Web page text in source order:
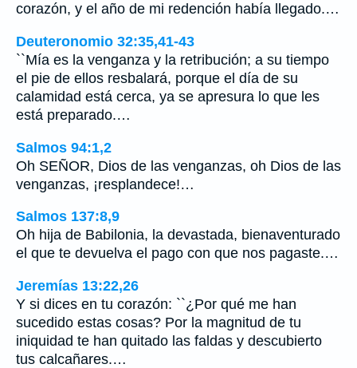
corazón, y el año de mi redención había llegado.…
Deuteronomio 32:35,41-43
``Mía es la venganza y la retribución; a su tiempo
el pie de ellos resbalará, porque el día de su
calamidad está cerca, ya se apresura lo que les
está preparado.…
Salmos 94:1,2
Oh SEÑOR, Dios de las venganzas, oh Dios de las
venganzas, ¡resplandece!…
Salmos 137:8,9
Oh hija de Babilonia, la devastada, bienaventurado
el que te devuelva el pago con que nos pagaste.…
Jeremías 13:22,26
Y si dices en tu corazón: ``¿Por qué me han
sucedido estas cosas? Por la magnitud de tu
iniquidad te han quitado las faldas y descubierto
tus calcañares.…